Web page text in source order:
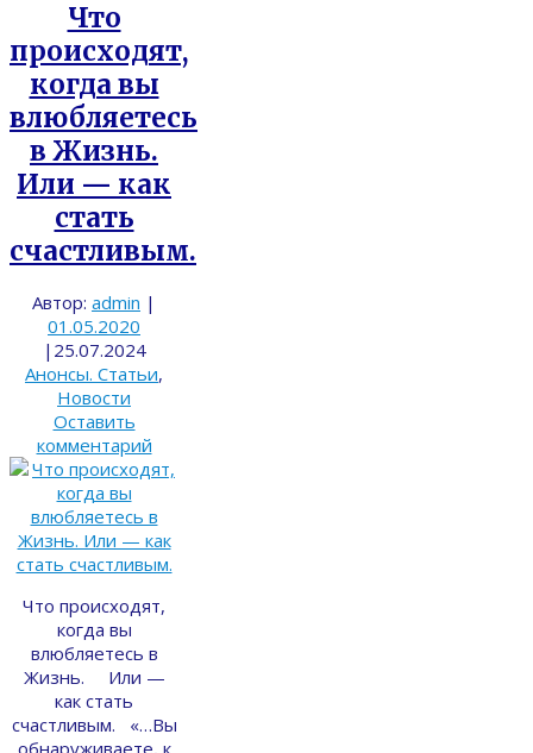
Что
происходят,
когда вы
влюбляетесь
в Жизнь.
Или — как
стать
счастливым.
Автор: admin |
01.05.2020
| 25.07.2024
Анонсы. Статьи,
Новости
Оставить
комментарий
Что происходят,
когда вы
влюбляетесь в
Жизнь. Или —
как стать
счастливым. «…Вы